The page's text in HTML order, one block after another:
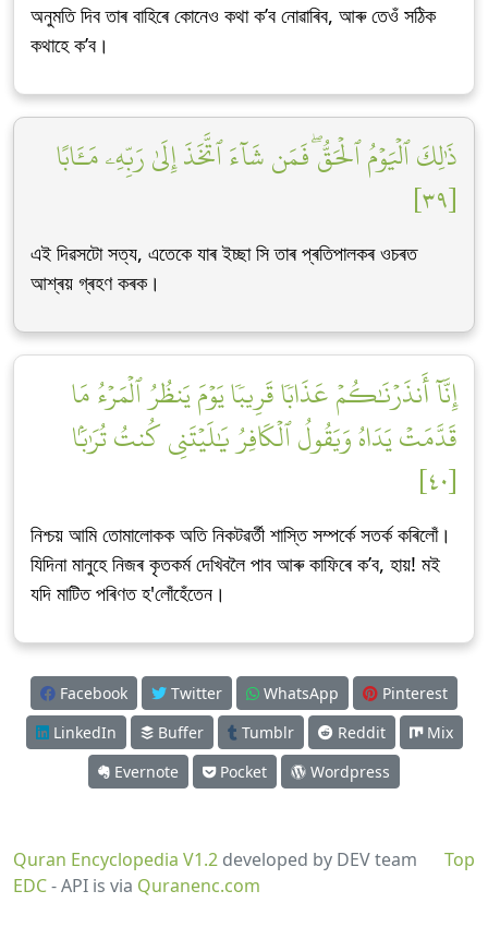
অনুমতি দিব তাৰ বাহিৰে কোনেও কথা ক’ব নোৱাৰিব, আৰু তেওঁ সঠিক
কথাহে ক’ব।
ذَٰلِكَ ٱلۡيَوۡمُ ٱلۡحَقُّۖ فَمَن شَآءَ ٱتَّخَذَ إِلَىٰ رَبِّهِۦ مَـَٔابًا
[٣٩]
এই দিৱসটো সত্য, এতেকে যাৰ ইচ্ছা সি তাৰ প্ৰতিপালকৰ ওচৰত
আশ্ৰয় গ্ৰহণ কৰক।
إِنَّآ أَنذَرۡنَٰكُمۡ عَذَابٗا قَرِيبٗا يَوۡمَ يَنظُرُ ٱلۡمَرۡءُ مَا
قَدَّمَتۡ يَدَاهُ وَيَقُولُ ٱلۡكَافِرُ يَٰلَيۡتَنِي كُنتُ تُرَٰبَۢا
[٤٠]
নিশ্চয় আমি তোমালোকক অতি নিকটৱৰ্তী শাস্তি সম্পৰ্কে সতৰ্ক কৰিলোঁ।
যিদিনা মানুহে নিজৰ কৃতকৰ্ম দেখিবলৈ পাব আৰু কাফিৰে ক’ব, হায়! মই
যদি মাটিত পৰিণত হ'লোঁহেঁতেন।
Facebook Twitter WhatsApp
Pinterest
LinkedIn
Buffer Tumblr Reddit
Mix
Evernote
Pocket Wordpress
Top
Quran Encyclopedia V1.2 developed by DEV team
EDC- API is via Quranenc.com